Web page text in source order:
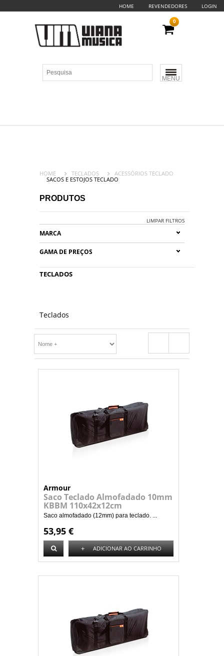
HOME REVENDEDORES LOGIN
MENU
0
HOME TECLADOS
ACESSÓRIOS TECLADO
SACOS E ESTOJOS TECLADO
PRODUTOS
LIMPAR FILTROS
MARCA
GAMA DE PREÇOS
TECLADOS
Teclados
Armour
Saco Teclado Almofadado 10mm
KBBM 110x42x12cm
Saco almofadado (12mm) para teclado. ...
53,95 €
+ ADICIONAR AO CARRINHO